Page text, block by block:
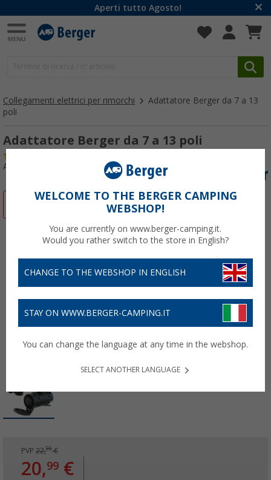
Aperti tutto Agosto!
Collegamenti elettrici per rimorchi
Adattatore Berger da 7 a 13
poli
Adattatore Berger da 7 a 13 poli
Articolo n: 228520
PVP 22,99€
20,99 €
WELCOME TO THE BERGER CAMPING
WEBSHOP!
You are currently on www.berger-camping.it.
Would you rather switch to the store in English?
CHANGE TO THE WEBSHOP IN ENGLISH
STAY ON WWW.BERGER-CAMPING.IT
You can change the language at any time in the webshop.
SELECT ANOTHER LANGUAGE